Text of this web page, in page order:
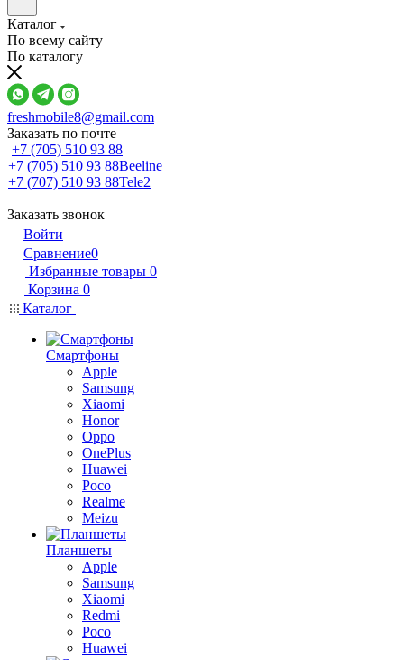
Каталог
По всему сайту
По каталогу
freshmobile8@gmail.com
Заказать по почте
+7 (705) 510 93 88
+7 (705) 510 93 88Beeline
+7 (707) 510 93 88Tele2
Заказать звонок
Войти
Сравнение0
Избранные товары 0
Корзина 0
Каталог
Смартфоны
Apple
Samsung
Xiaomi
Honor
Oppo
OnePlus
Huawei
Poco
Realme
Meizu
Планшеты
Apple
Samsung
Xiaomi
Redmi
Poco
Huawei